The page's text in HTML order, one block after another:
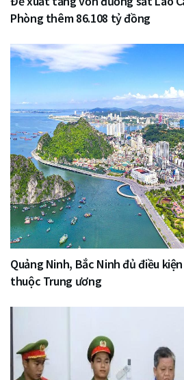
Phòng thêm 86.108 tỷ đồng
Quảng Ninh, Bắc Ninh đủ điều
thuộc Trung ương